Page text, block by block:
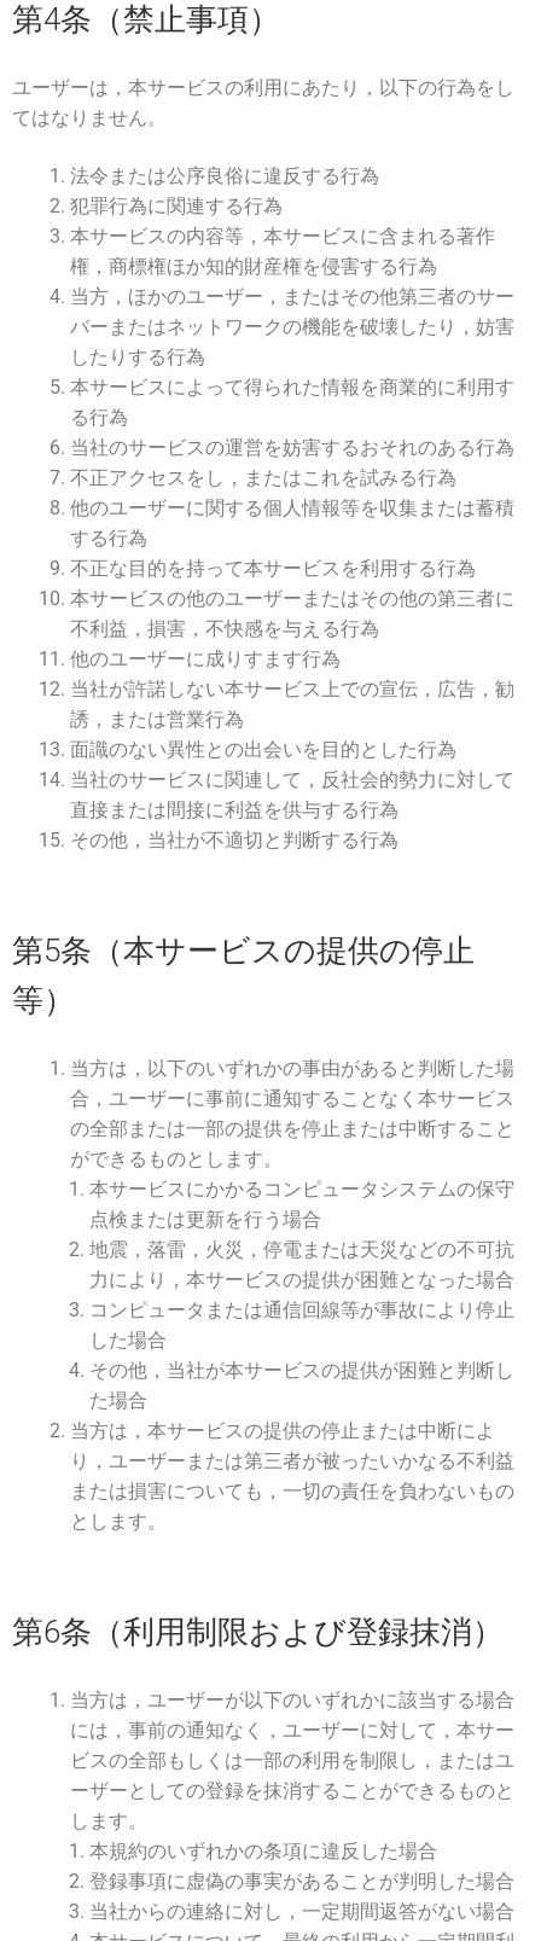
第4条（禁止事項）
ユーザーは，本サービスの利用にあたり，以下の行為をし
てはなりません。
法令または公序良俗に違反する行為
犯罪行為に関連する行為
本サービスの内容等，本サービスに含まれる著作
権，商標権ほか知的財産権を侵害する行為
当方，ほかのユーザー，またはその他第三者のサー
バーまたはネットワークの機能を破壊したり，妨害
したりする行為
本サービスによって得られた情報を商業的に利用す
る行為
当社のサービスの運営を妨害するおそれのある行為
不正アクセスをし，またはこれを試みる行為
他のユーザーに関する個人情報等を収集または蓄積
する行為
不正な目的を持って本サービスを利用する行為
本サービスの他のユーザーまたはその他の第三者に
不利益，損害，不快感を与える行為
他のユーザーに成りすます行為
当社が許諾しない本サービス上での宣伝，広告，勧
誘，または営業行為
面識のない異性との出会いを目的とした行為
当社のサービスに関連して，反社会的勢力に対して
直接または間接に利益を供与する行為
その他，当社が不適切と判断する行為
第5条（本サービスの提供の停止
等）
当方は，以下のいずれかの事由があると判断した場
合，ユーザーに事前に通知することなく本サービス
の全部または一部の提供を停止または中断すること
ができるものとします。
本サービスにかかるコンピュータシステムの保守
点検または更新を行う場合
地震，落雷，火災，停電または天災などの不可抗
力により，本サービスの提供が困難となった場合
コンピュータまたは通信回線等が事故により停止
した場合
その他，当社が本サービスの提供が困難と判断し
た場合
当方は，本サービスの提供の停止または中断によ
り，ユーザーまたは第三者が被ったいかなる不利益
または損害についても，一切の責任を負わないもの
とします。
第6条（利用制限および登録抹消）
当方は，ユーザーが以下のいずれかに該当する場合
には，事前の通知なく，ユーザーに対して，本サー
ビスの全部もしくは一部の利用を制限し，またはユ
ーザーとしての登録を抹消することができるものと
します。
本規約のいずれかの条項に違反した場合
登録事項に虚偽の事実があることが判明した場合
当社からの連絡に対し，一定期間返答がない場合